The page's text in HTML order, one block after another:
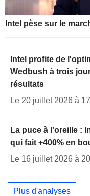
Intel pèse sur le
Intel profite de
Wedbush à trois
résultats
Le 20 juillet 2026 à
La puce à l'oreille :
qui fait +400% en
Le 16 juillet 2026 à
Plus d'analyses